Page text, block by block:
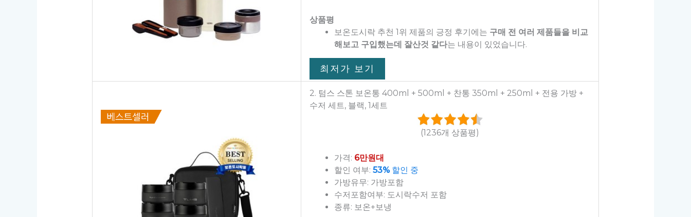
상품평
보온도시락 추천 1위 제품의 긍정 후기에는 구매 전 여러 제품들을 비교
해보고 구입했는데 잘산것 같다는 내용이 있었습니다.
최저가 보기
2. 텀스 스톤 보온통 400ml + 500ml + 찬통 350ml + 250ml + 전용 가방 +
수저 세트, 블랙, 1세트
(1236개 상품평)
가격: 6만원대
할인 여부: 53%할인 중
가방유무: 가방포함
수저포함여부: 도시락수저 포함
종류: 보온+보냉